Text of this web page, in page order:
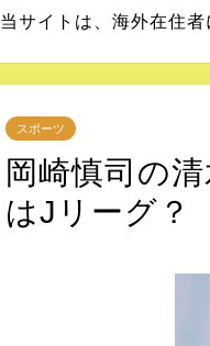
当サイトは、海外在住者
スポーツ
岡崎慎司の
はJリーグ？